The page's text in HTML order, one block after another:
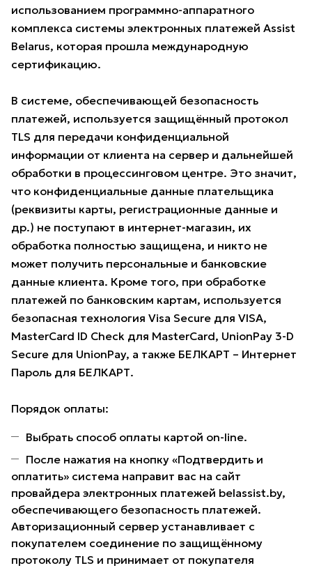
использованием программно-аппаратного
комплекса системы электронных платежей Assist
Belarus, которая прошла международную
сертификацию.
В системе, обеспечивающей безопасность
платежей, используется защищённый протокол
TLS для передачи конфиденциальной
информации от клиента на сервер и дальнейшей
обработки в процессинговом центре. Это значит,
что конфиденциальные данные плательщика
(реквизиты карты, регистрационные данные и
др.) не поступают в интернет-магазин, их
обработка полностью защищена, и никто не
может получить персональные и банковские
данные клиента. Кроме того, при обработке
платежей по банковским картам, используется
безопасная технология Visa Secure для VISA,
MasterCard ID Check для MasterCard, UnionPay 3-D
Secure для UnionPay, а также БЕЛКАРТ – Интернет
Пароль для БЕЛКАРТ.
Порядок оплаты:
Выбрать способ оплаты картой on-line.
После нажатия на кнопку «Подтвердить и
оплатить» система направит вас на сайт
провайдера электронных платежей belassist.by,
обеспечивающего безопасность платежей.
Авторизационный сервер устанавливает с
покупателем соединение по защищённому
протоколу TLS и принимает от покупателя